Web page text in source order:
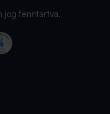
fenntartva.